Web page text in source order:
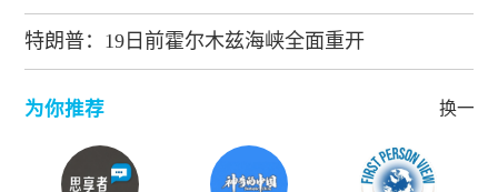
特朗普：19日前霍尔木兹海峡全面重开
为你推荐 换一批